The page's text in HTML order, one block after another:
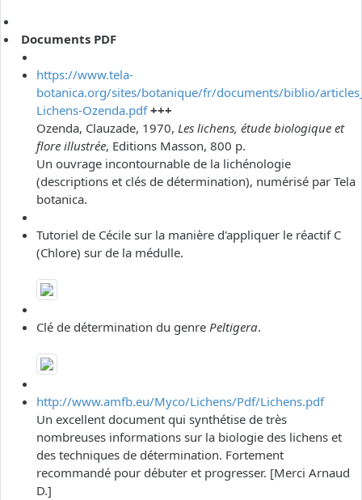
Documents PDF
https://www.tela-
botanica.org/sites/botanique/fr/documents/biblio/
Lichens-Ozenda.pdf +++
Ozenda, Clauzade, 1970, Les lichens, étude biologique et
flore illustrée, Editions Masson, 800 p.
Un ouvrage incontournable de la lichénologie
(descriptions et clés de détermination), numérisé par Tela
botanica.
Tutoriel de Cécile sur la manière d'appliquer le réactif C
(Chlore) sur de la médulle.
Clé de détermination du genre Peltigera.
http://www.amfb.eu/Myco/Lichens/Pdf/Lichens.pdf
Un excellent document qui synthétise de très
nombreuses informations sur la biologie des lichens et
des techniques de détermination. Fortement
recommandé pour débuter et progresser. [Merci Arnaud
D.]